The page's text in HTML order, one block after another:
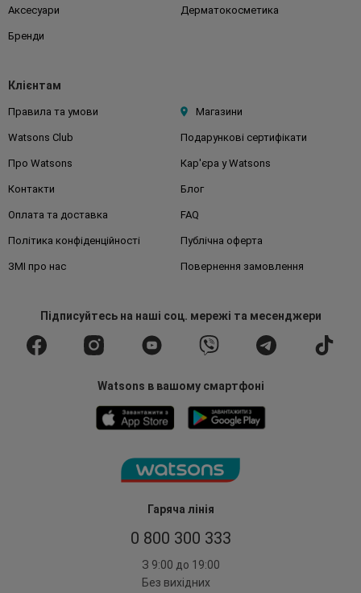
Гаряча лінія
0 800 300 333
З 9:00 до 19:00
Без вихідних
Аксесуари Дерматокосметика
Бренди
Клієнтам
Правила та умови Магазини
Watsons Club Подарункові сертифікати
Про Watsons Кар'єра у Watsons
Контакти Блог
Оплата та доставка FAQ
Політика конфіденційності Публічна оферта
ЗМІ про нас Повернення замовлення
Підписуйтесьна наші соц. мережі та месенджери
Watsons в вашому смартфоні